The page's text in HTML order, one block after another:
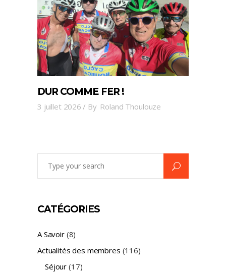
DUR COMME FER !
3 juillet 2026 By Roland Thoulouze
CATÉGORIES
A Savoir(8)
Actualités des membres (116)
Séjour (17)